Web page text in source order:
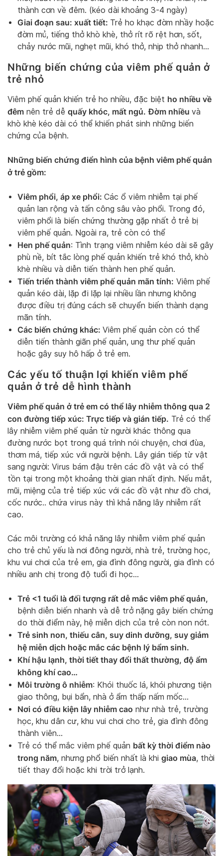
thành cơn về đêm. (kéo dài khoảng 3-4 ngày)
Giai đoạn sau: xuất tiết: Trẻ ho khạc đờm nhầy hoặc
đờm mủ, tiếng thở khò khè, thở rít rõ rệt hơn, sốt,
chảy nước mũi, nghẹt mũi, khó thở, nhịp thở nhanh…
Những biến chứng của viêm phế quản ở
trẻ nhỏ
Viêm phế quản khiến trẻ ho nhiều, đặc biệt ho nhiều về
đêm nên trẻ dễ quấy khóc, mất ngủ. Đờm nhiều và
khò khè kéo dài có thể khiến phát sinh những biến
chứng của bệnh.
Những biến chứng điển hình của bệnh viêm phế quản
ở trẻ gồm:
Viêm phổi, áp xe phổi: Các ổ viêm nhiễm tại phế
quản lan rộng và tấn công sâu vào phổi. Trong đó,
viêm phổi là biến chứng thường gặp nhất ở trẻ bị
viêm phế quản. Ngoài ra, trẻ còn có thể
Hen phế quản: Tình trạng viêm nhiễm kéo dài sẽ gây
phù nề, bít tắc lòng phế quản khiến trẻ khó thở, khò
khè nhiều và diễn tiến thành hen phế quản.
Tiến triển thành viêm phế quản mãn tính: Viêm phế
quản kéo dài, lặp đi lặp lại nhiều lần nhưng không
được điều trị đúng cách sẽ chuyển biến thành dạng
mãn tính.
Các biến chứng khác: Viêm phế quản còn có thể
diễn tiến thành giãn phế quản, ung thư phế quản
hoặc gây suy hô hấp ở trẻ em.
Các yếu tố thuận lợi khiến viêm phế
quản ở trẻ dễ hình thành
Viêm phế quản ở trẻ em có thể lây nhiễm thông qua 2
con đường tiếp xúc: Trực tiếp và gián tiếp. Trẻ có thể
lây nhiễm viêm phế quản từ người khác thông qua
đường nước bọt trong quá trình nói chuyện, chơi đùa,
thơm má, tiếp xúc với người bệnh. Lây gián tiếp từ vật
sang người: Virus bám đậu trên các đồ vật và có thể
tồn tại trong một khoảng thời gian nhất định. Nếu mắt,
mũi, miệng của trẻ tiếp xúc với các đồ vật như đồ chơi,
cốc nước.. chứa virus này thì khả năng lây nhiễm rất
cao.
Các môi trường có khả năng lây nhiễm viêm phế quản
cho trẻ chủ yếu là nơi đông người, nhà trẻ, trường học,
khu vui chơi của trẻ em, gia đình đông người, gia đình có
nhiều anh chị trong độ tuổi đi học…
Trẻ <1 tuổi là đối tượng rất dễ mắc viêm phế quản,
bệnh diễn biến nhanh và dễ trở nặng gây biến chứng
do thời điểm này, hệ miễn dịch của trẻ còn non nớt.
Trẻ sinh non, thiếu cân, suy dinh dưỡng, suy giảm
hệ miễn dịch hoặc mắc các bệnh lý bẩm sinh.
Khí hậu lạnh, thời tiết thay đổi thất thường, độ ẩm
không khí cao…
Môi trường ô nhiễm: Khói thuốc lá, khói phương tiện
giao thông, bụi bẩn, nhà ở ẩm thấp nấm mốc…
Nơi có điều kiện lây nhiễm cao như nhà trẻ, trường
học, khu dân cư, khu vui chơi cho trẻ, gia đình đông
thành viên…
Trẻ có thể mắc viêm phế quản bất kỳ thời điểm nào
trong năm, nhưng phổ biến nhất là khi giao mùa, thời
tiết thay đổi hoặc khi trời trở lạnh.